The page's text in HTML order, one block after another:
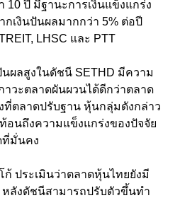
10 ปี มีฐานะการเงินแข็งแกร่ง
เงินปันผลมากกว่า 5% ต่อปี
LHSC และ PTT
นผลสูงในดัชนี SETHD มีความ
วะตลาดผันผวนได้ดีกว่าตลาด
ที่ตลาดปรับฐาน หุ้นกลุ่มดังกล่าว
อนถึงความแข็งแกร่งของปัจจัย
ที่มั่นคง
ประเมินว่าตลาดหุ้นไทยยังมี
ลังดัชนีสามารถปรับตัวขึ้นทำ